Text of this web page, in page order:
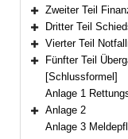
Bereich erweitern
Zweiter Teil
Bereich erweitern
Dritter Teil
Bereich erweitern
Vierter Teil
Bereich erweitern
Fünfter Teil
[Schlussformel]
Anlage 1
Bereich erweitern
Anlage 2
Anlage 3